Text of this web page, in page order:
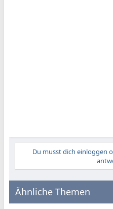
Du musst dich einloggen
Ähnliche Themen